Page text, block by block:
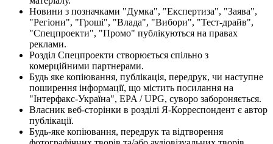
Новини з позначками "Думка", "Експертиза", "Заява",
"Регіони", "Гроші", "Влада", "Вибори", "Тест-драйв",
"Спецпроекти", "Промо" публікуються на правах
реклами.
Розділ Спецпроекти створюється спільно з
комерційними партнерами.
Будь яке копіювання, публікація, передрук, чи наступне
поширення інформації, що містить посилання на
"Інтерфакс-Україна", EPA / UPG, суворо забороняється.
Власник веб-сторінки в розділі Я-Корреспондент є автор
публікації.
Будь-яке копіювання, передрук та відтворення